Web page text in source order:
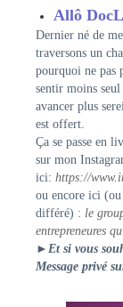
Allô
Dernier né de
traversons un
pourquoi ne pas
sentir moins
avancer plus
est offert.
Ça se passe en
sur mon
ici: https://
ou encore ici
différé) : le
entrepreneures
►Et si vous
Message privé